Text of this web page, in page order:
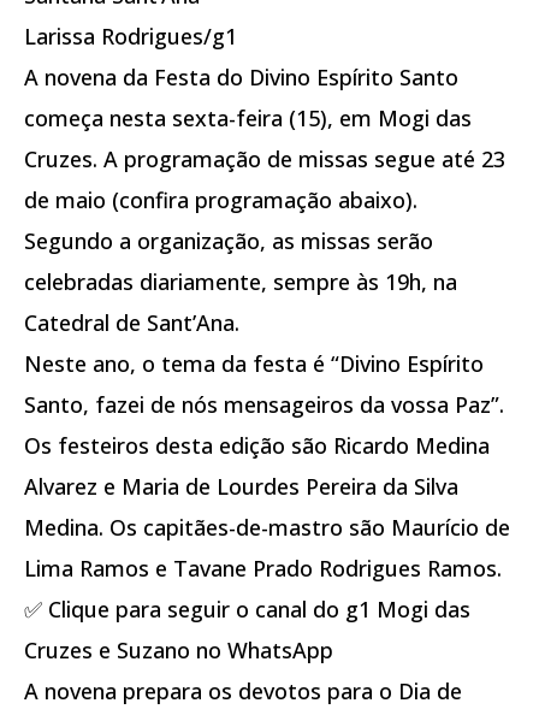
Larissa Rodrigues/g1
A novena da Festa do Divino Espírito Santo
começa nesta sexta-feira (15), em Mogi das
Cruzes. A programação de missas segue até 23
de maio (confira programação abaixo).
Segundo a organização, as missas serão
celebradas diariamente, sempre às 19h, na
Catedral de Sant’Ana.
Neste ano, o tema da festa é “Divino Espírito
Santo, fazei de nós mensageiros da vossa Paz”.
Os festeiros desta edição são Ricardo Medina
Alvarez e Maria de Lourdes Pereira da Silva
Medina. Os capitães-de-mastro são Maurício de
Lima Ramos e Tavane Prado Rodrigues Ramos.
✅ Clique para seguir o canal do g1 Mogi das
Cruzes e Suzano no WhatsApp
A novena prepara os devotos para o Dia de